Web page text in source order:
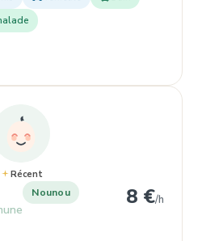
Récent
à Le Mans
Nounou 8 €/h